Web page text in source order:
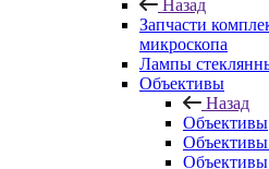
Назад
Запчасти
микроскопа
Лампы
Объективы
Назад
Объективы
Объективы